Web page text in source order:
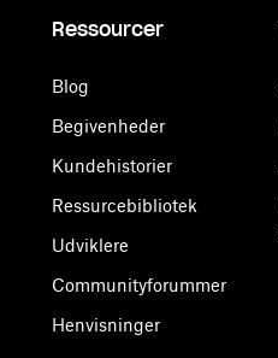
Ressourcer
Blog
Begivenheder
Kundehistorier
Ressurcebibliotek
Udviklere
Communityforummer
Henvisninger